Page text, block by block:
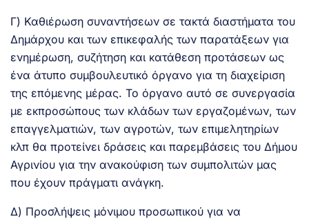
Γ) Καθιέρωση συναντήσεων σε τακτά διαστήματα του
Δημάρχου και των επικεφαλής των παρατάξεων για
ενημέρωση, συζήτηση και κατάθεση προτάσεων ως
ένα άτυπο συμβουλευτικό όργανο για τη διαχείριση
της επόμενης μέρας. Το όργανο αυτό σε συνεργασία
με εκπροσώπους των κλάδων των εργαζομένων, των
επαγγελματιών, των αγροτών, των επιμελητηρίων
κλπ θα προτείνει δράσεις και παρεμβάσεις του Δήμου
Αγρινίου για την ανακούφιση των συμπολιτών μας
που έχουν πράγματι ανάγκη.
Δ) Προσλήψεις μόνιμου προσωπικού για να